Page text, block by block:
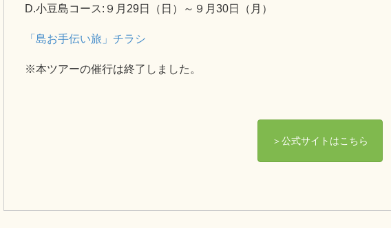
D.小豆島コース:９月29日（日）～９月30日（月）
「島お手伝い旅」チラシ
※本ツアーの催行は終了しました。
＞公式サイトはこちら